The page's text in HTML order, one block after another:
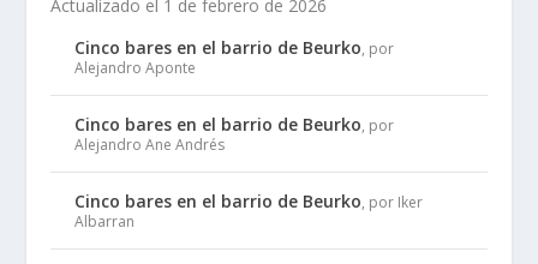
Actualizado el 1 de febrero de 2026
Cinco bares en el barrio de Beurko, por
Alejandro Aponte
Cinco bares en el barrio de Beurko, por
Alejandro Ane Andrés
Cinco bares en el barrio de Beurko, por Iker
Albarran